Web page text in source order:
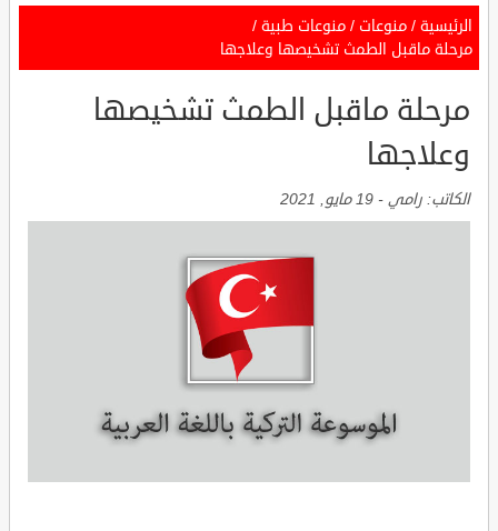
الرئيسية / منوعات / منوعات طبية /
مرحلة ماقبل الطمث تشخيصها وعلاجها
مرحلة ماقبل الطمث تشخيصها
وعلاجها
الكاتب: رامي - 19 مايو, 2021